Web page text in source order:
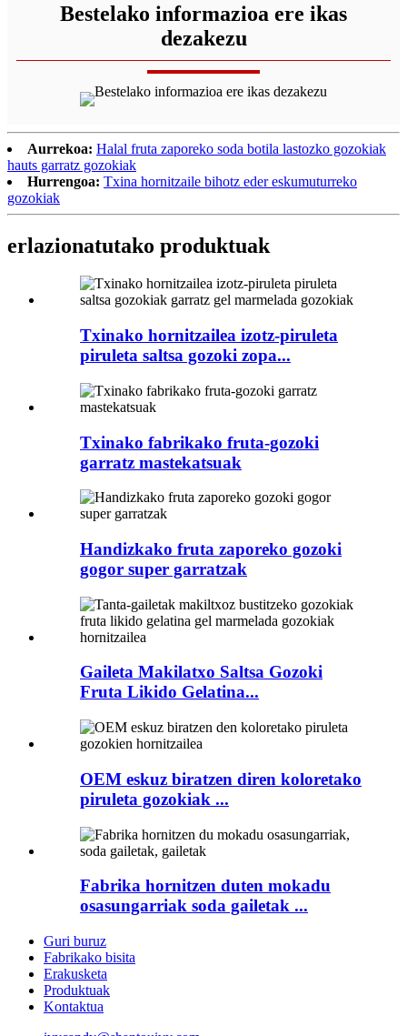
Bestelako informazioa ere ikas
dezakezu
Aurrekoa: Halal fruta zaporeko soda botila lastozko gozokiak
hauts garratz gozokiak
Hurrengoa: Txina hornitzaile bihotz eder eskumuturreko
gozokiak
erlazionatutako produktuak
Txinako hornitzailea izotz-piruleta
piruleta saltsa gozoki zopa...
Txinako fabrikako fruta-gozoki
garratz mastekatsuak
Handizkako fruta zaporeko gozoki
gogor super garratzak
Gaileta Makilatxo Saltsa Gozoki
Fruta Likido Gelatina...
OEM eskuz biratzen diren koloretako
piruleta gozokiak ...
Fabrika hornitzen duten mokadu
osasungarriak soda gailetak ...
Guri buruz
Fabrikako bisita
Erakusketa
Produktuak
Kontaktua